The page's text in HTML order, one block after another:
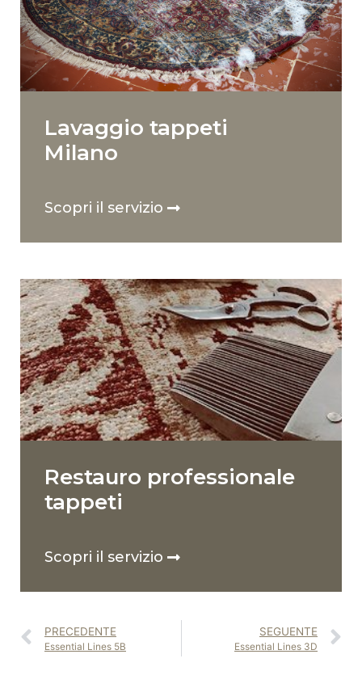
Lavaggio tappeti
Milano
Scopri il servizio
Restauro professionale
tappeti
Scopri il servizio
PRECEDENTE
Essential Lines 5B
SEGUENTE
Essential Lines 3D